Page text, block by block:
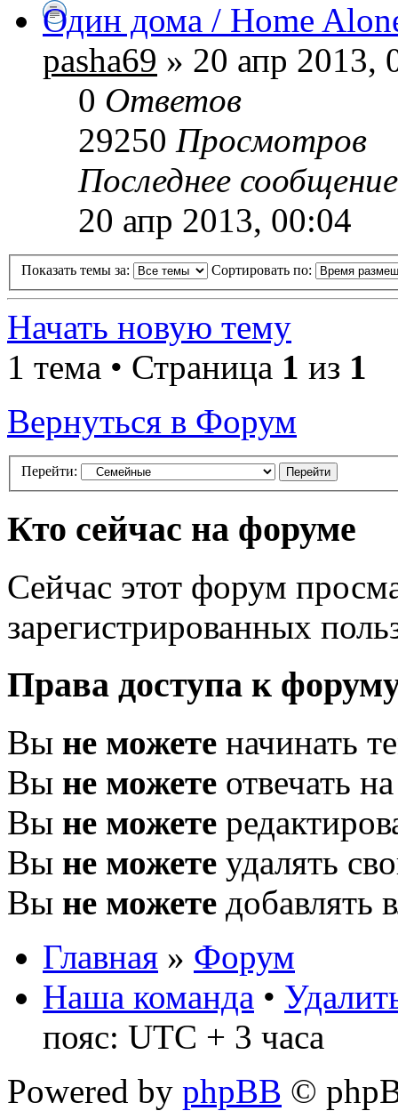
Один дома / Home
pasha69 » 20 апр 2013,
0 Ответов
29250 Просмотров
Последнее
20 апр 2013, 00:04
Показать темы за: Сортировать по:
Начать новую тему
1 тема • Страница 1 из 1
Вернуться в Форум
Перейти:
Кто сейчас на форуме
Сейчас этот форум
зарегистрированных
Права доступа к
Вы не можете начинать
Вы не можете отвечать
Вы не можете
Вы не можете удалять
Вы не можете добавлять
Главная » Форум
Наша команда •
пояс: UTC + 3 часа
Powered by phpBB ©